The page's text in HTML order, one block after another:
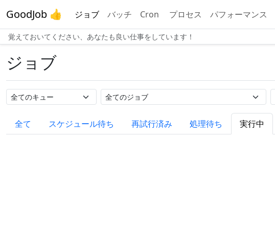
GoodJob 👍 ジョブ バッチ Cron プロセス パフォーマンス
覚えておいてください、あなたも良い仕事をしています！
ジョブ
キュー名 ジョブ名
全て スケジュール待ち 再試行済み 処理待ち 実行中